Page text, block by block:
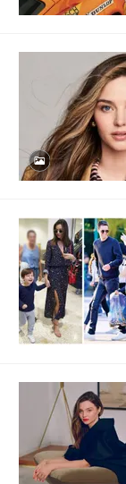
Photo
Góc ảnh
Công nghệ
Hitech
Sản phẩm
Thị trường
Tư vấn